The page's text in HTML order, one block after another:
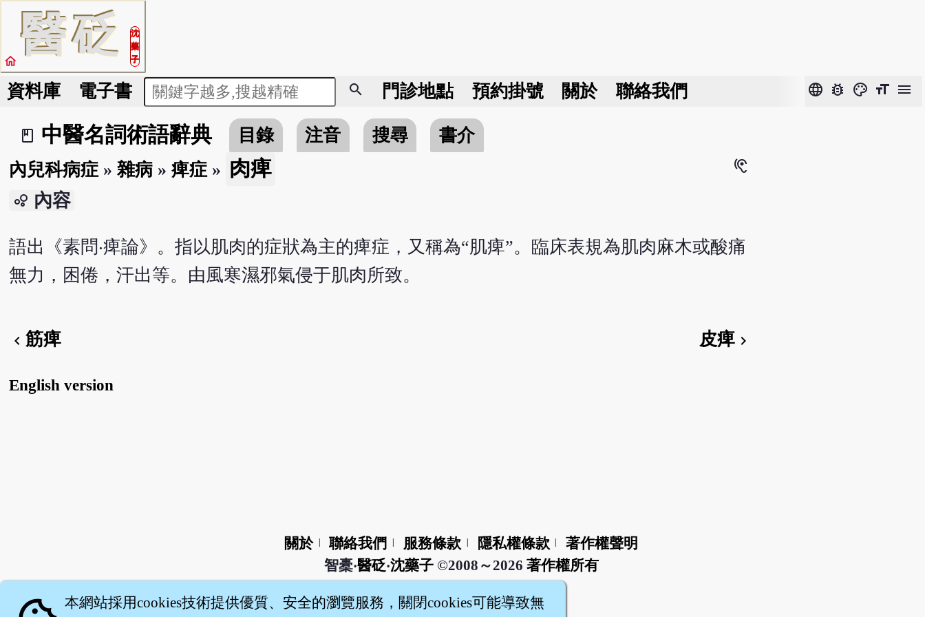
醫砭
沈
藥
子
home
資料庫 電子書 search 門診地點 預約掛號 關於 聯絡我們 language bug_report color_lens format_size menu
book_2
中醫名詞術語辭典 目錄 注音 搜尋
書介
內兒科病症» 雜病» 痺症» 肉痺 hearing
bubble_chart 內容
語出《素問‧痺論》。指以肌肉的症狀為主的痺症，又稱為“肌痺”。臨床表規為肌肉麻木或酸痛
無力，困倦，汗出等。由風寒濕邪氣侵于肌肉所致。
chevron_left 筋痺 皮痺chevron_right
English version
關於 聯絡我們 服務條款 隱私權條款
著作權聲明
智橐‧醫砭‧沈藥子©2008～2026 著作權所有
本網站採用cookies技術提供優質、安全的瀏覽服務，關閉cookies可能導致無